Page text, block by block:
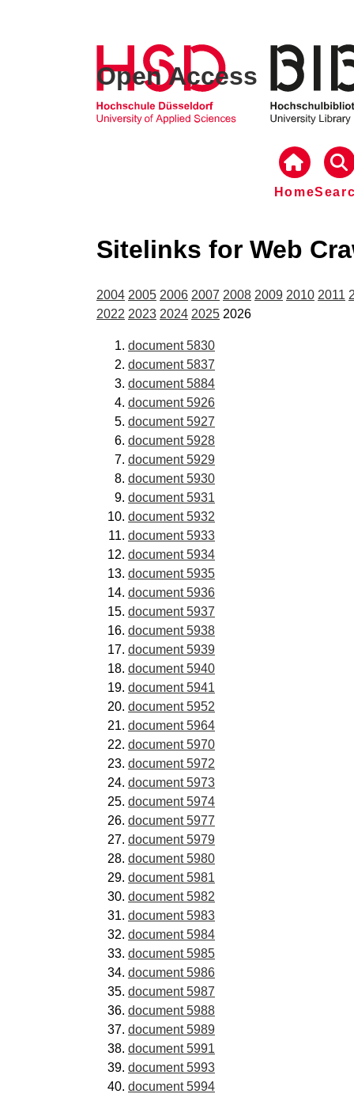
Open Access
Home
Sitelinks for Web
2004 2005 2006 2007 2008 2009 2010 2011
2022 2023 2024 2025 2026
document 5830
document 5837
document 5884
document 5926
document 5927
document 5928
document 5929
document 5930
document 5931
document 5932
document 5933
document 5934
document 5935
document 5936
document 5937
document 5938
document 5939
document 5940
document 5941
document 5952
document 5964
document 5970
document 5972
document 5973
document 5974
document 5977
document 5979
document 5980
document 5981
document 5982
document 5983
document 5984
document 5985
document 5986
document 5987
document 5988
document 5989
document 5991
document 5993
document 5994